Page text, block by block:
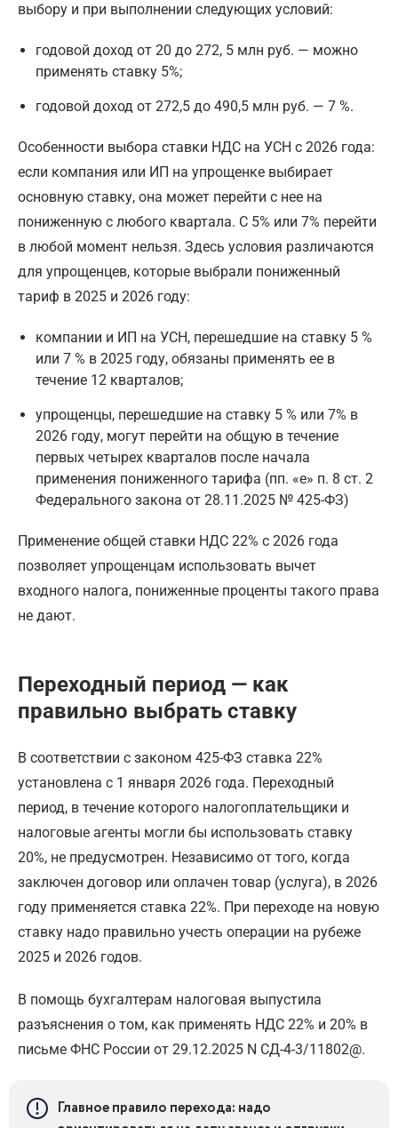
выбору и при выполнении следующих условий:
годовой доход от 20 до 272, 5 млн руб. — можно
применять ставку 5%;
годовой доход от 272,5 до 490,5 млн руб. — 7 %.
Особенности выбора ставки НДС на УСН с 2026 года:
если компания или ИП на упрощенке выбирает
основную ставку, она может перейти с нее на
пониженную с любого квартала. С 5% или 7% перейти
в любой момент нельзя. Здесь условия различаются
для упрощенцев, которые выбрали пониженный
тариф в 2025 и 2026 году:
компании и ИП на УСН, перешедшие на ставку 5 %
или 7 % в 2025 году, обязаны применять ее в
течение 12 кварталов;
упрощенцы, перешедшие на ставку 5 % или 7% в
2026 году, могут перейти на общую в течение
первых четырех кварталов после начала
применения пониженного тарифа (пп. «е» п. 8 ст. 2
Федерального закона от 28.11.2025 № 425-ФЗ)
Применение общей ставки НДС 22% с 2026 года
позволяет упрощенцам использовать вычет
входного налога, пониженные проценты такого права
не дают.
Переходный период — как
правильно выбрать ставку
В соответствии с законом 425-ФЗ ставка 22%
установлена с 1 января 2026 года. Переходный
период, в течение которого налогоплательщики и
налоговые агенты могли бы использовать ставку
20%, не предусмотрен. Независимо от того, когда
заключен договор или оплачен товар (услуга), в 2026
году применяется ставка 22%. При переходе на новую
ставку надо правильно учесть операции на рубеже
2025 и 2026 годов.
В помощь бухгалтерам налоговая выпустила
разъяснения о том, как применять НДС 22% и 20% в
письме ФНС России от 29.12.2025 N СД-4-3/11802@.
Главное правило перехода: надо